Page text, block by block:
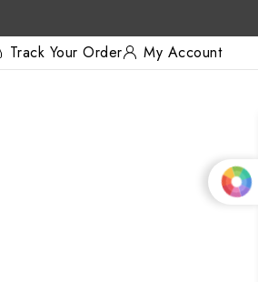
Track Your Order My Account